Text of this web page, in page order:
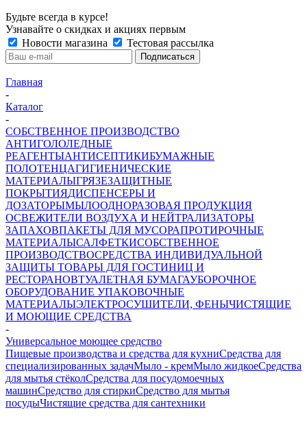
Будьте всегда в курсе!
Узнавайте о скидках и акциях первым
Новости магазина
Тестовая рассылка
Главная
-
Каталог
-
СОБСТВЕННОЕ ПРОИЗВОДСТВО
АНТИГОЛОЛЕДНЫЕ
РЕАГЕНТЫАНТИСЕПТИКИБУМАЖНЫЕ
ПОЛОТЕНЦАГИГИЕНИЧЕСКИЕ
МАТЕРИАЛЫГРЯЗЕЗАЩИТНЫЕ
ПОКРЫТИЯДИСПЕНСЕРЫ И
ДОЗАТОРЫМЫЛООДНОРАЗОВАЯ ПРОДУКЦИЯ
ОСВЕЖИТЕЛИ ВОЗДУХА И НЕЙТРАЛИЗАТОРЫ
ЗАПАХОВПАКЕТЫ ДЛЯ МУСОРАПРОТИРОЧНЫЕ
МАТЕРИАЛЫСАЛФЕТКИСОБСТВЕННОЕ
ПРОИЗВОДСТВОСРЕДСТВА ИНДИВИДУАЛЬНОЙ
ЗАЩИТЫ ТОВАРЫ ДЛЯ ГОСТИНИЦ И
РЕСТОРАНОВТУАЛЕТНАЯ БУМАГАУБОРОЧНОЕ
ОБОРУДОВАНИЕ УПАКОВОЧНЫЕ
МАТЕРИАЛЫЭЛЕКТРОСУШИТЕЛИ, ФЕНЫЧИСТЯЩИЕ
И МОЮЩИЕ СРЕДСТВА
-
Универсальное моющее средство
Пищевые производства и средства для кухниСредства для
специализированных задачМыло - кремМыло жидкоеСредства
для мытья стёколСредства для посудомоечных
машинСредство для стиркиСредство для мытья
посудыЧистящие средства для сантехники